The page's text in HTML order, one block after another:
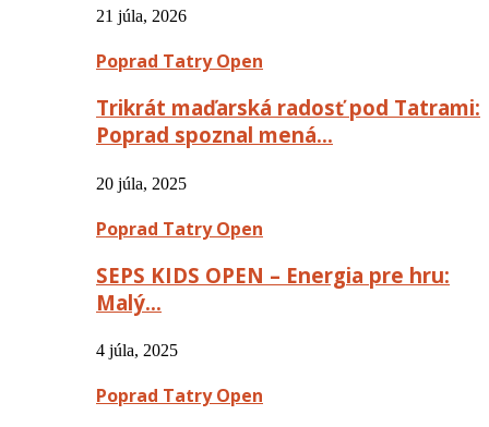
21 júla, 2026
Poprad Tatry Open
Trikrát maďarská radosť pod Tatrami:
Poprad spoznal mená…
20 júla, 2025
Poprad Tatry Open
SEPS KIDS OPEN – Energia pre hru:
Malý…
4 júla, 2025
Poprad Tatry Open